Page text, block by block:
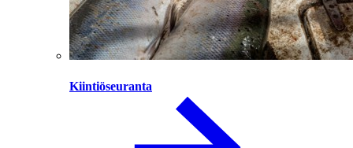
Kiintiöseuranta